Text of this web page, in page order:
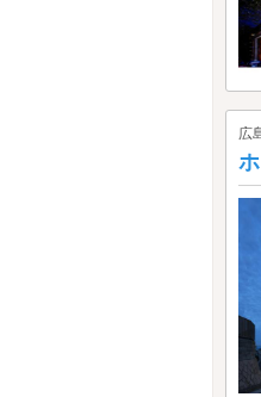
広